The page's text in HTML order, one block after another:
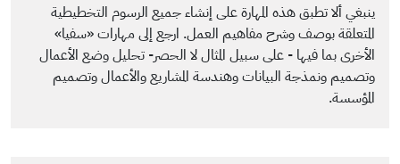
ينبغي ألا تطبق هذه المهارة على إنشاء جميع الرسوم التخطيطية
المتعلقة بوصف وشرح مفاهيم العمل. ارجع إلى مهارات «سفيا»
الأخرى بما فيها - على سبيل المثال لا الحصر- تحليل وضع الأعمال
وتصميم ونمذجة البيانات وهندسة المشاريع والأعمال وتصميم
المؤسسة.